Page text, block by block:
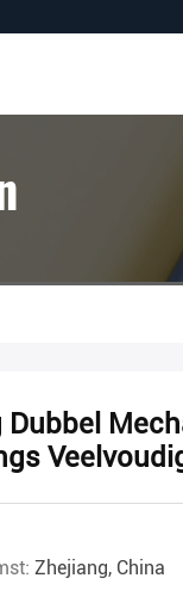
Dubbel
Zhejiang, China